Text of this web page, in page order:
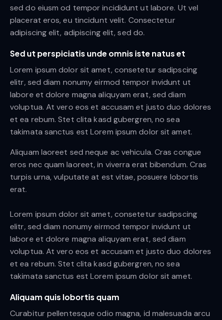
sed do eiusm od tempor incididunt ut labore. Ut vel
placerat eros, eu tincidunt velit. Consectetur
adipiscing elit, adipiscing elit, sed do.
Sed ut perspiciatis unde omnis iste natus et
Lorem ipsum dolor sit amet, consetetur sadipscing
elitr, sed diam nonumy eirmod tempor invidunt ut
labore et dolore magna aliquyam erat, sed diam
voluptua. At vero eos et accusam et justo duo dolores
et ea rebum. Stet clita kasd gubergren, no sea
takimata sanctus est Lorem ipsum dolor sit amet.
Aliquam laoreet sed neque ac vehicula. Cras congue
eros nec quam laoreet, in viverra erat bibendum. Cras
turpis urna, vulputate at est vitae, posuere lobortis
erat.
Lorem ipsum dolor sit amet, consetetur sadipscing
elitr, sed diam nonumy eirmod tempor invidunt ut
labore et dolore magna aliquyam erat, sed diam
voluptua. At vero eos et accusam et justo duo dolores
et ea rebum. Stet clita kasd gubergren, no sea
takimata sanctus est Lorem ipsum dolor sit amet.
Aliquam quis lobortis quam
Curabitur pellentesque odio magna, id malesuada arcu